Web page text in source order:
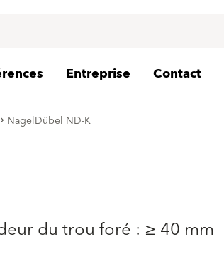
Entreprise Contact
NagelDübel ND-K
du trou foré : ≥ 40 mm